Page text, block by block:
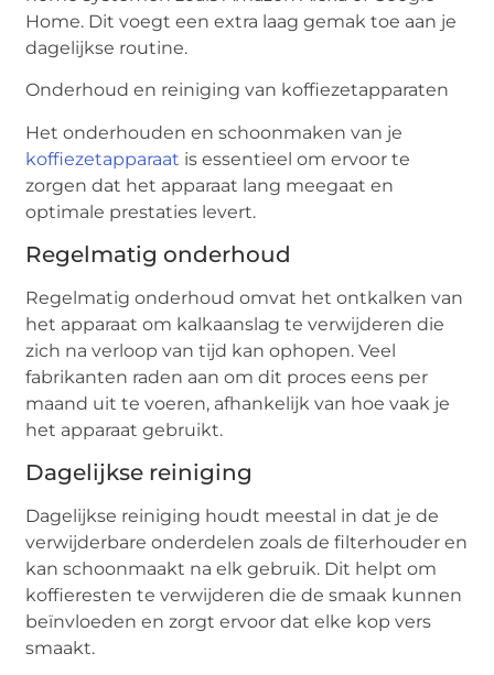
Home. Dit voegt een extra laag gemak toe aan je
dagelijkse routine.
Onderhoud en reiniging van koffiezetapparaten
Het onderhouden en schoonmaken van je
koffiezetapparaat is essentieel om ervoor te
zorgen dat het apparaat lang meegaat en
optimale prestaties levert.
Regelmatig onderhoud
Regelmatig onderhoud omvat het ontkalken van
het apparaat om kalkaanslag te verwijderen die
zich na verloop van tijd kan ophopen. Veel
fabrikanten raden aan om dit proces eens per
maand uit te voeren, afhankelijk van hoe vaak je
het apparaat gebruikt.
Dagelijkse reiniging
Dagelijkse reiniging houdt meestal in dat je de
verwijderbare onderdelen zoals de filterhouder en
kan schoonmaakt na elk gebruik. Dit helpt om
koffieresten te verwijderen die de smaak kunnen
beïnvloeden en zorgt ervoor dat elke kop vers
smaakt.